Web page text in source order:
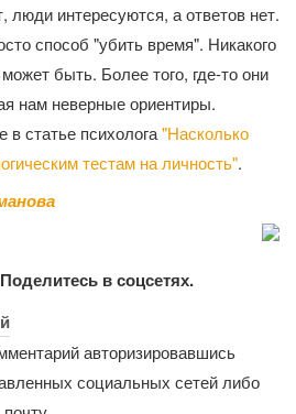
интересуются, а ответов нет.
способ "убить время". Никакого
быть. Более того, где-то они
нам неверные ориентиры.
статье психолога"Насколько
тестам на личность".
в соцсетях.
авторизировавшись
социальных сетей либо